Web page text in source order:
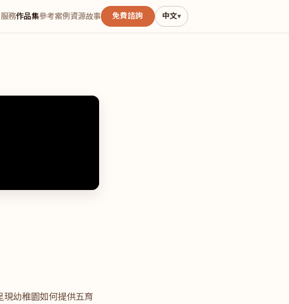
服務作品集參考案例資源故事 免費諮詢 中文▾
現幼稚園如何提供五育